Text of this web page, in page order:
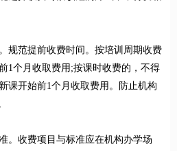
范提前收费时间。按培训周期收费
1个月收取费用;按课时收费的，不得
课开始前1个月收取费用。防止机构
收费项目与标准应在机构办学场